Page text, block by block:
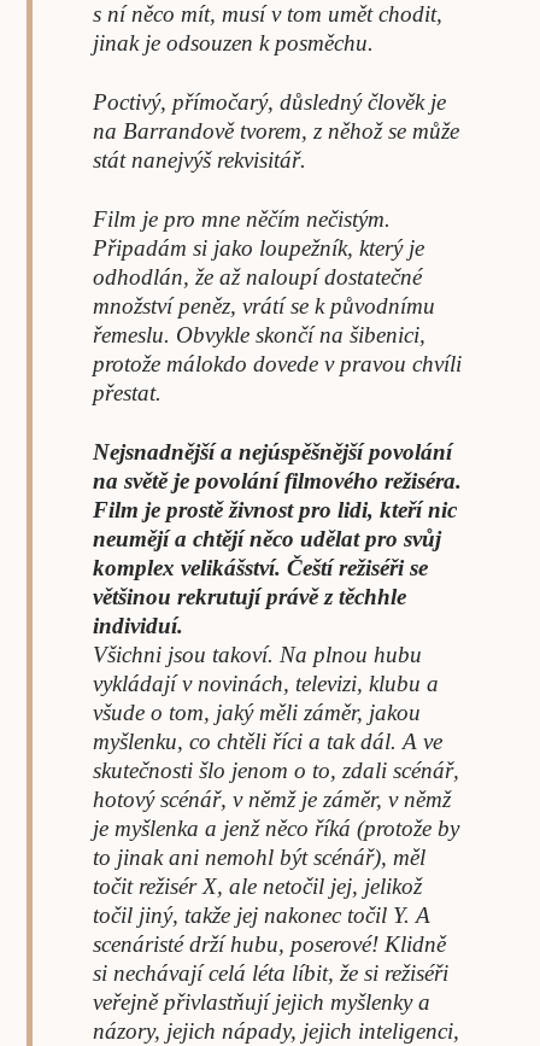
s ní něco mít, musí v tom umět chodit,
jinak je odsouzen k posměchu.
Poctivý, přímočarý, důsledný člověk je
na Barrandově tvorem, z něhož se může
stát nanejvýš rekvisitář.
Film je pro mne něčím nečistým.
Připadám si jako loupežník, který je
odhodlán, že až naloupí dostatečné
množství peněz, vrátí se k původnímu
řemeslu. Obvykle skončí na šibenici,
protože málokdo dovede v pravou chvíli
přestat.
Nejsnadnější a nejúspěšnější povolání
na světě je povolání filmového režiséra.
Film je prostě živnost pro lidi, kteří nic
neumějí a chtějí něco udělat pro svůj
komplex velikášství. Čeští režiséři se
většinou rekrutují právě z těchhle
individuí.
Všichni jsou takoví. Na plnou hubu
vykládají v novinách, televizi, klubu a
všude o tom, jaký měli záměr, jakou
myšlenku, co chtěli říci a tak dál. A ve
skutečnosti šlo jenom o to, zdali scénář,
hotový scénář, v němž je záměr, v němž
je myšlenka a jenž něco říká (protože by
to jinak ani nemohl být scénář), měl
točit režisér X, ale netočil jej, jelikož
točil jiný, takže jej nakonec točil Y. A
scenáristé drží hubu, poserové! Klidně
si nechávají celá léta líbit, že si režiséři
veřejně přivlastňují jejich myšlenky a
názory, jejich nápady, jejich inteligenci,